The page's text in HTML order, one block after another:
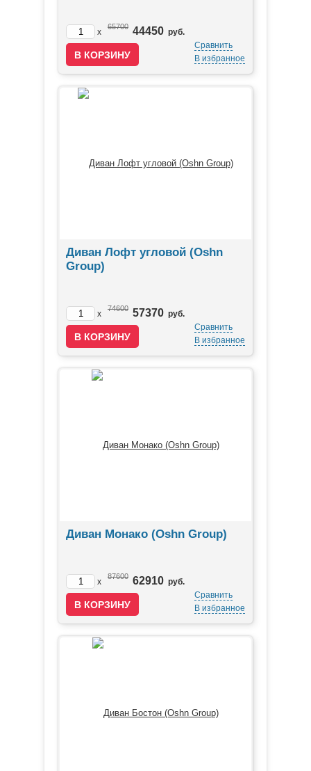
x
65700 44450 руб.
Сравнить
В избранное
Диван Лофт угловой (Oshn
Group)
x
74600 57370 руб.
Сравнить
В избранное
Диван Монако (Oshn Group)
x
87600 62910 руб.
Сравнить
В избранное